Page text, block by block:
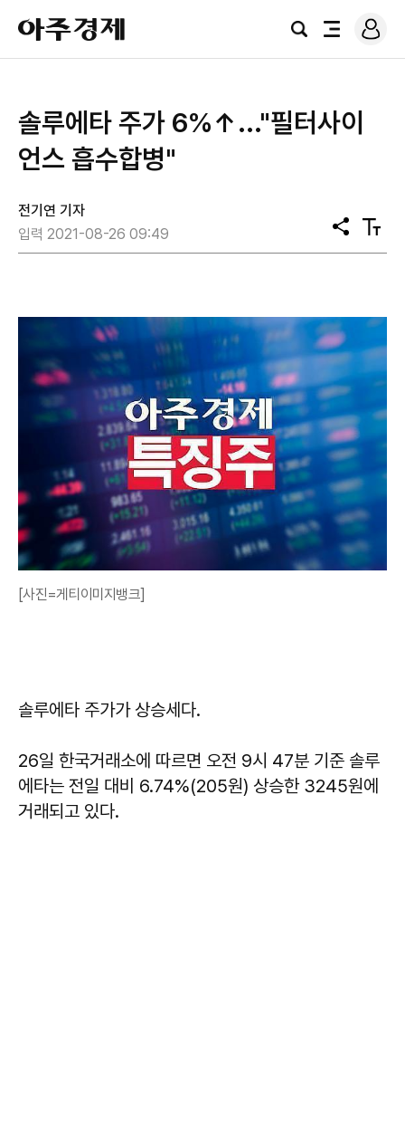
아
주
경
검
전
로
그
솔루에타 주가 6%↑..."필터사이
언스 흡수합병"
전기연 기자
입력 2021-08-26 09:49
공
유
텍
스
[사진=게티이미지뱅크]
솔루에타 주가가 상승세다.
26일 한국거래소에 따르면 오전 9시 47분 기준 솔루
에타는 전일 대비 6.74%(205원) 상승한 3245원에
거래되고 있다.